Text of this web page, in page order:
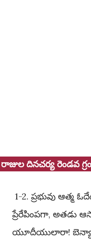
రాజుల దినచర్య రెండవ
1-2. ప్రభువు ఆత్మ ఓదేదు కుమారుడైన అజర్యాను
ప్రేరేపింపగా, అతడు
యూదీయులారా!